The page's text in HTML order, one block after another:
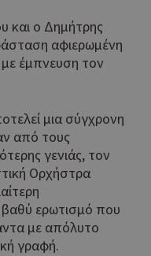
και ο Δημήτρης
αφιερωμένη
έμπνευση τον
μια σύγχρονη
από τους
γενιάς, τον
Ορχήστρα
βαθύ ερωτισμό που
με απόλυτο
γραφή.